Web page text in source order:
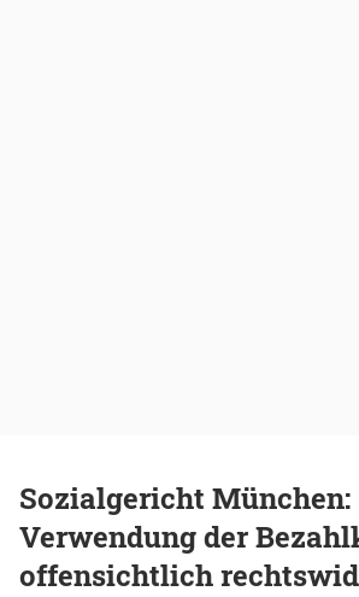
Sozialgericht München:
Verwendung der
offensichtlich